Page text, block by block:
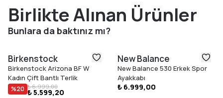
Birlikte Alınan Ürünler
Bunlara da baktınız mı?
Birkenstock
Birkenstock Arizona BF W
Kadın Çift Bantlı Terlik
%20 ₺ 6.999,00
₺ 5.599,20
New Balance
New Balance 530 Erkek Spor
Ayakkabı
₺ 6.999,00